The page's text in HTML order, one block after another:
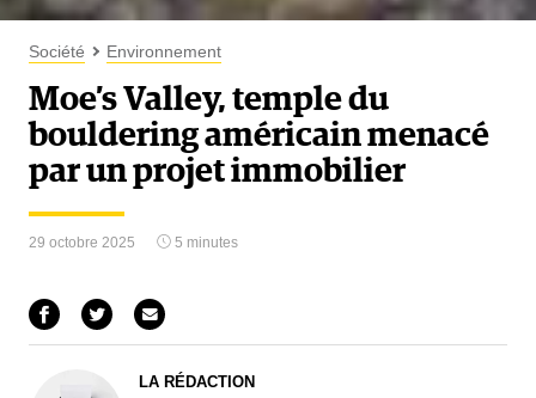
Société Environnement
Moe’s Valley, temple du
bouldering américain menacé
par un projet immobilier
29 octobre 2025 5 minutes
LA RÉDACTION